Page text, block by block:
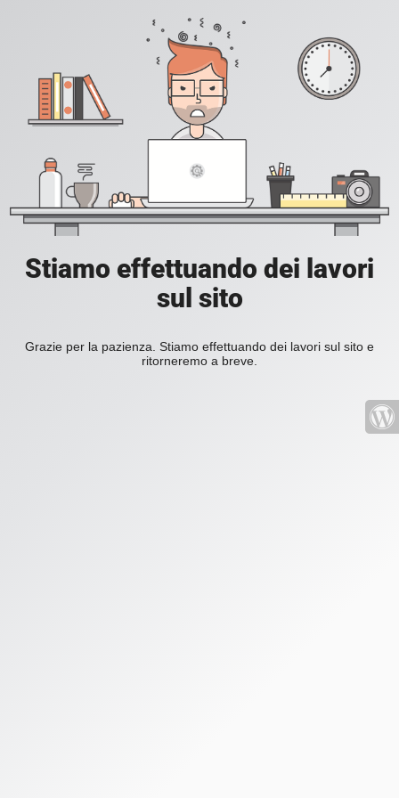
Stiamo effettuando dei lavori
sul sito
Grazie per la pazienza. Stiamo effettuando dei lavori sul sito e
ritorneremo a breve.